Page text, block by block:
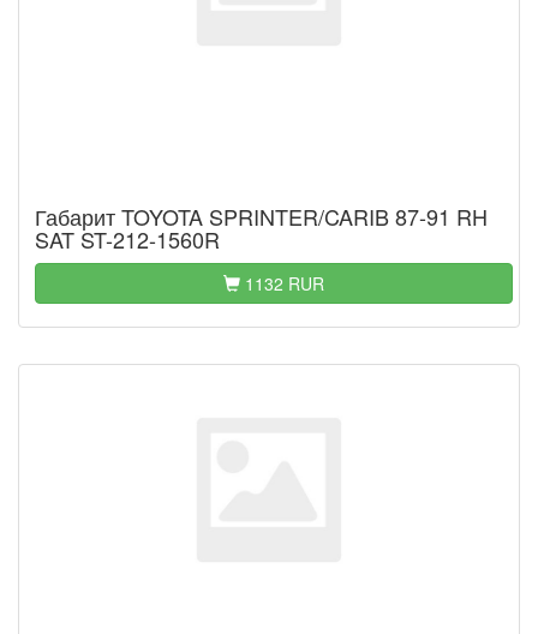
Габарит TOYOTA SPRINTER/CARIB 87-91 RH
SAT ST-212-1560R
1132 RUR